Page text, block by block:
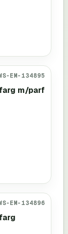
EM-134895
m/parf
EM-134896